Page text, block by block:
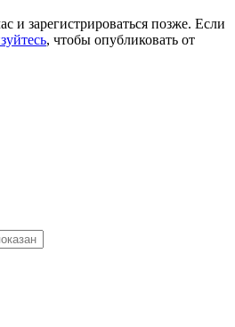
и зарегистрироваться позже. Если
, чтобы опубликовать от